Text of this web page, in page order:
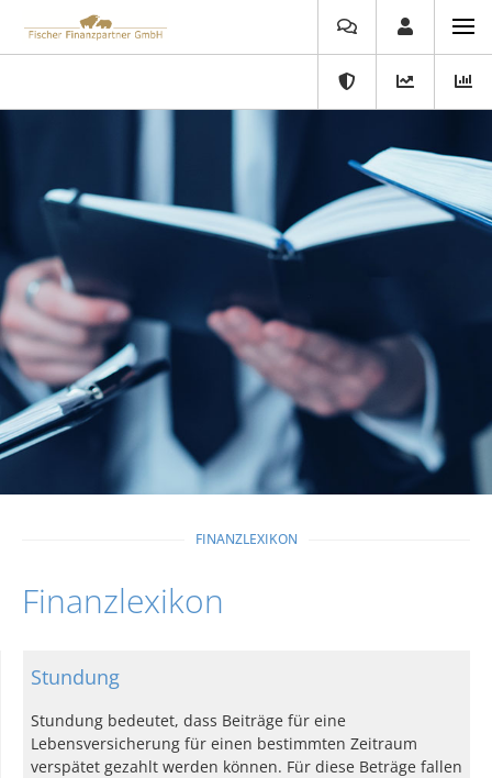
FINANZLEXIKON
Finanzlexikon
Stundung
Stundung bedeutet, dass Beiträge für eine
Lebensversicherung für einen bestimmten Zeitraum
verspätet gezahlt werden können. Für diese Beträge fallen